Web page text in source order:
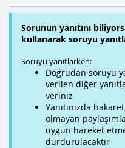
Sorunun yanıtını
kullanarak soruyu
Soruyu yanıtlarken:
Doğrudan soruyu
verilen diğer
veriniz
Yanıtınızda
olmayan
uygun hareket
durdurulacaktır